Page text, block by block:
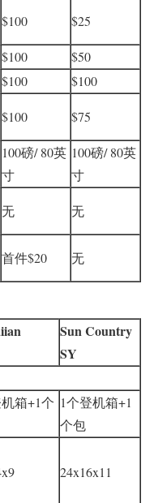
$100 $25
$100
$50
$100
$100
$100 $75
100磅/ 80英
寸
100磅/ 80英
寸
无 无
首件$20 无
Sun Country
SY
箱+1个 1个登机箱+1
个包
24x16x11